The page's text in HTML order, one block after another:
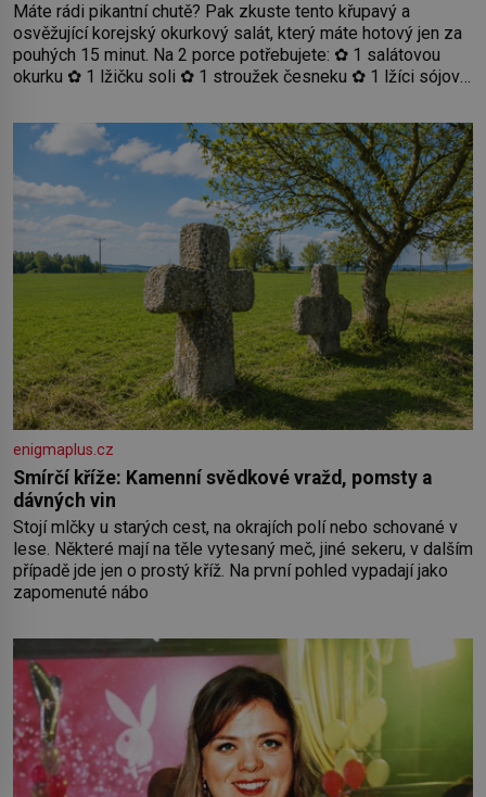
Máte rádi pikantní chutě? Pak zkuste tento křupavý a
osvěžující korejský okurkový salát, který máte hotový jen za
pouhých 15 minut. Na 2 porce potřebujete: ✿ 1 salátovou
okurku ✿ 1 lžičku soli ✿ 1 stroužek česneku ✿ 1 lžíci sójové
oleje ✿ 1 lžičku chilli ✿ 1 lžičku cukru ✿ 1 jarní cibulku ✿ 1
lžíci sezamových semínek
enigmaplus.cz
Smírčí kříže: Kamenní svědkové vražd, pomsty a
dávných vin
Stojí mlčky u starých cest, na okrajích polí nebo schované v
lese. Některé mají na těle vytesaný meč, jiné sekeru, v dalším
případě jde jen o prostý kříž. Na první pohled vypadají jako
zapomenuté nábo